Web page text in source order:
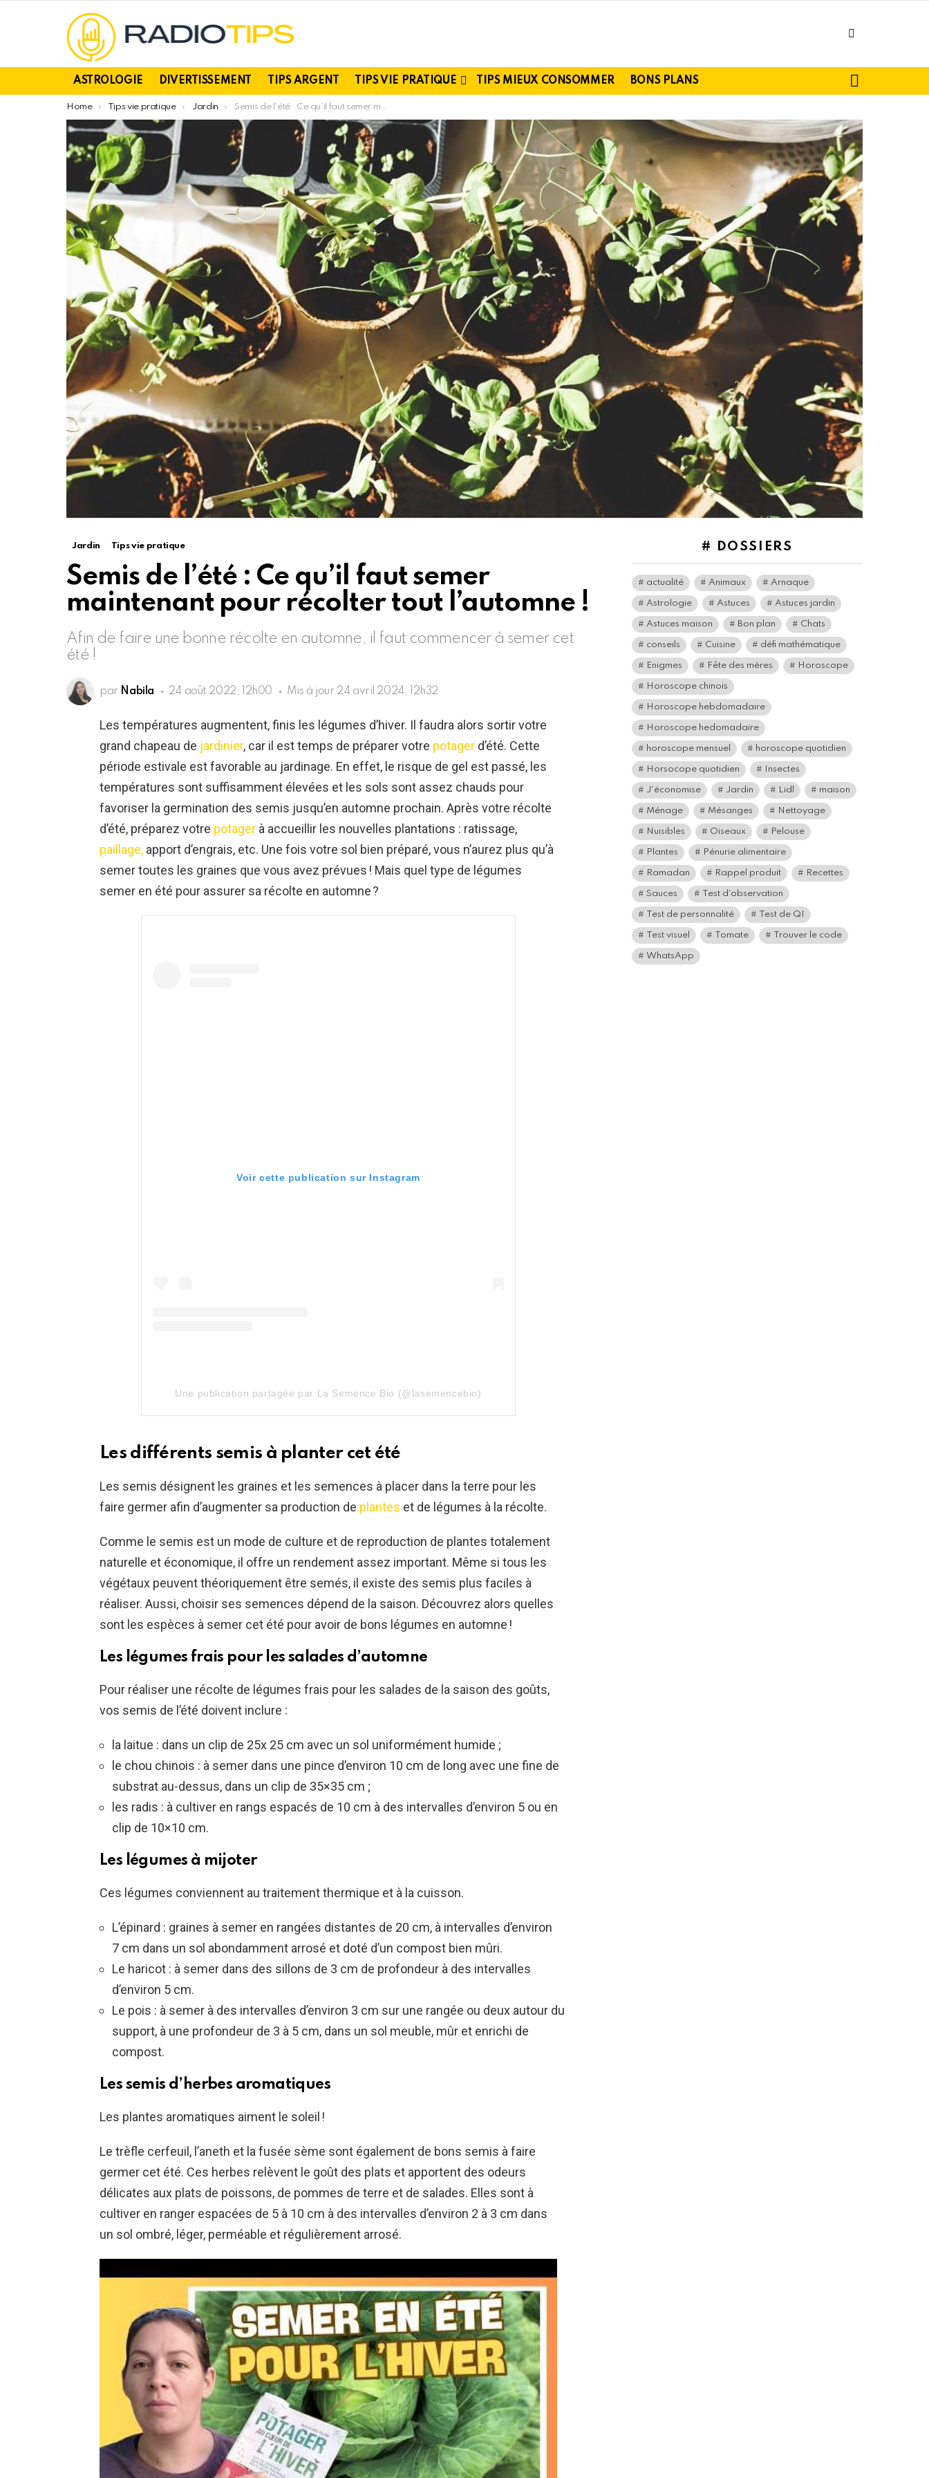
ASTROLOGIE DIVERTISSEMENT TIPS ARGENT TIPS VIE PRATIQUE TIPS MIEUX CONSOMMER BONS PLANS
You are here:
Home Tips vie pratique Jardin Semis de l’été : Ce qu’il faut semer maintenant pour récolter tout l’automne !
Jardin Tips vie pratique
Semis de l’été : Ce qu’il faut semer
maintenant pour récolter tout l’automne !
Afin de faire une bonne récolte en automne, il faut commencer à semer cet
été !
par Nabila 24 août 2022, 12h00 Mis à jour 24 avril 2024, 12h32
Les températures augmentent, finis les légumes d’hiver. Il faudra alors sortir votre
grand chapeau de jardinier, car il est temps de préparer votre potager d’été. Cette
période estivale est favorable au jardinage. En effet, le risque de gel est passé, les
températures sont suffisamment élevées et les sols sont assez chauds pour
favoriser la germination des semis jusqu’en automne prochain. Après votre récolte
d’été, préparez votre potager à accueillir les nouvelles plantations : ratissage,
paillage, apport d’engrais, etc. Une fois votre sol bien préparé, vous n’aurez plus qu’à
semer toutes les graines que vous avez prévues ! Mais quel type de légumes
semer en été pour assurer sa récolte en automne ?
Voir cette publication sur Instagram
Une publication partagée par La Semence Bio (@lasemencebio)
Les différents semis à planter cet été
Les semis désignent les graines et les semences à placer dans la terre pour les
faire germer afin d’augmenter sa production de plantes et de légumes à la récolte.
Comme le semis est un mode de culture et de reproduction de plantes totalement
naturelle et économique, il offre un rendement assez important. Même si tous les
végétaux peuvent théoriquement être semés, il existe des semis plus faciles à
réaliser. Aussi, choisir ses semences dépend de la saison. Découvrez alors quelles
sont les espèces à semer cet été pour avoir de bons légumes en automne !
Les légumes frais pour les salades d’automne
Pour réaliser une récolte de légumes frais pour les salades de la saison des goûts,
vos semis de l’été doivent inclure :
la laitue : dans un clip de 25x 25 cm avec un sol uniformément humide ;
le chou chinois : à semer dans une pince d’environ 10 cm de long avec une fine de
substrat au-dessus, dans un clip de 35×35 cm ;
les radis : à cultiver en rangs espacés de 10 cm à des intervalles d’environ 5 ou en
clip de 10×10 cm.
Les légumes à mijoter
Ces légumes conviennent au traitement thermique et à la cuisson.
L’épinard : graines à semer en rangées distantes de 20 cm, à intervalles d’environ
7 cm dans un sol abondamment arrosé et doté d’un compost bien mûri.
Le haricot : à semer dans des sillons de 3 cm de profondeur à des intervalles
d’environ 5 cm.
Le pois : à semer à des intervalles d’environ 3 cm sur une rangée ou deux autour du
support, à une profondeur de 3 à 5 cm, dans un sol meuble, mûr et enrichi de
compost.
Les semis d’herbes aromatiques
Les plantes aromatiques aiment le soleil !
Le trèfle cerfeuil, l’aneth et la fusée sème sont également de bons semis à faire
germer cet été. Ces herbes relèvent le goût des plats et apportent des odeurs
délicates aux plats de poissons, de pommes de terre et de salades. Elles sont à
cultiver en ranger espacées de 5 à 10 cm à des intervalles d’environ 2 à 3 cm dans
un sol ombré, léger, perméable et régulièrement arrosé.
# DOSSIERS
actualité Animaux Arnaque
Astrologie Astuces Astuces jardin
Astuces maison Bon plan Chats
conseils Cuisine défi mathématique
Enigmes Fête des mères Horoscope
Horoscope chinois
Horoscope hebdomadaire
Horoscope hedomadaire
horoscope mensuel horoscope quotidien
Horsocope quotidien Insectes
J'économise Jardin Lidl maison
Ménage Mésanges Nettoyage
Nuisibles Oiseaux Pelouse
Plantes Pénurie alimentaire
Ramadan Rappel produit Recettes
Sauces Test d'observation
Test de personnalité Test de QI
Test visuel Tomate Trouver le code
WhatsApp